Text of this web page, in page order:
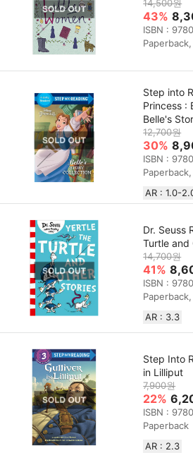
14,500원
43%
ISBN :
Step into
Princess :
Belle's
12,700원
30%
ISBN :
AR : 1.0-
Dr. Seuss
Turtle and
14,700원
41%
ISBN :
AR : 3.3
Step Into
in Lilliput
7,900원
22%
ISBN :
Paperback
AR : 2.3